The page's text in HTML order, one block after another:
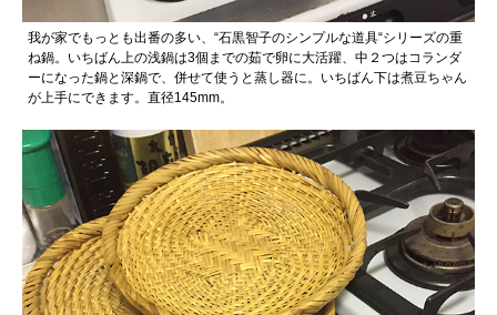
我が家でもっとも出番の多い、“石黒智子のシンプルな道具“シリーズの重
ね鍋。いちばん上の浅鍋は3個までの茹で卵に大活躍、中２つはコランダ
ーになった鍋と深鍋で、併せて使うと蒸し器に。いちばん下は煮豆ちゃん
が上手にできます。直径145mm。